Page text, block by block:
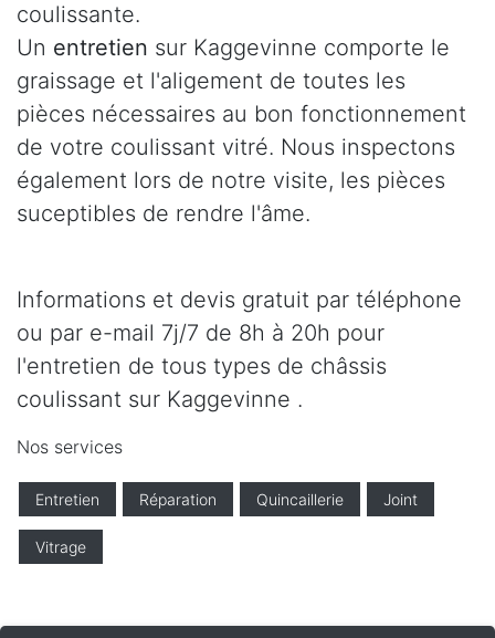
coulissante.
Un entretien sur Kaggevinne comporte le
graissage et l'aligement de toutes les
pièces nécessaires au bon fonctionnement
de votre coulissant vitré. Nous inspectons
également lors de notre visite, les pièces
suceptibles de rendre l'âme.
Informations et devis gratuit par téléphone
ou par e-mail 7j/7 de 8h à 20h pour
l'entretien de tous types de châssis
coulissant sur Kaggevinne .
Nos services
Entretien Réparation Quincaillerie Joint
Vitrage